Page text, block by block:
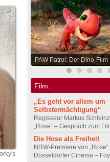
PAW Patrol: Der Dino-Film
Film.
„Es geht vor allem um
Selbstermächtigung“
Regisseur Markus
„Rose“ – Gespräch zum
Die Hose als Freiheit
NRW-Premiere von „Rose“
Düsseldorfer Cinema –